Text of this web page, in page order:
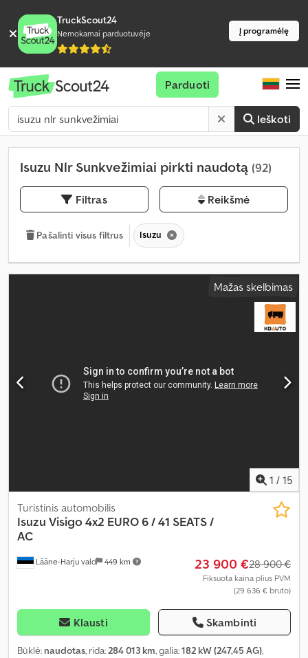
TruckScout24
Nemokamai parduotuvėje Į programėlę
Ieškoti
Parduoti
Isuzu Nlr Sunkvežimiai pirkti naudotą (92)
Filtras Reikšmė
Pašalinti visus filtrus Isuzu
Mažas skelbimas
1 / 15
Lääne-Harju vald 449 km
Turistinis automobilis
Isuzu Visigo 4x2 EURO 6 / 41 SEATS /
AC
23 900 €28 900 €
Fiksuota kaina plius PVM
(29 636 € bruto)
Klausti Skambinti
Būklė: naudotas, rida:284 013 km, galia:182 kW (247,45 AG),